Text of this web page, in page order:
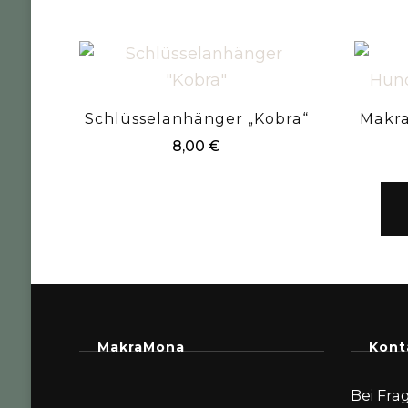
Schlüsselanhänger „Kobra“
8,00€
MakraMona
Bei